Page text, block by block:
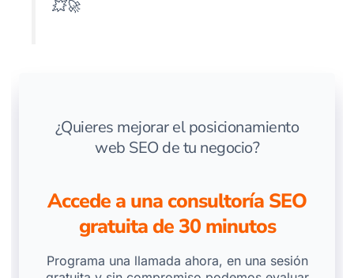
💥🚀
¿Quieres mejorar el posicionamiento
web SEO de tu negocio?
Accede a una consultoría SEO
gratuita de 30 minutos
Programa una llamada ahora, en una sesión